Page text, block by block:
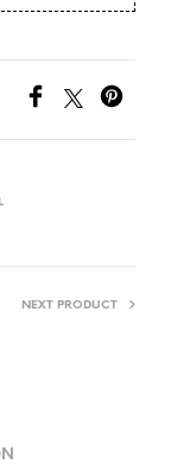
NEXT PRODUCT